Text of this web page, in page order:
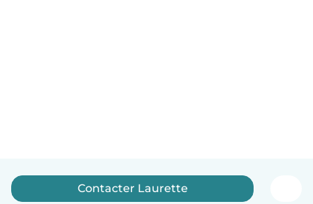
Contacter Laurette